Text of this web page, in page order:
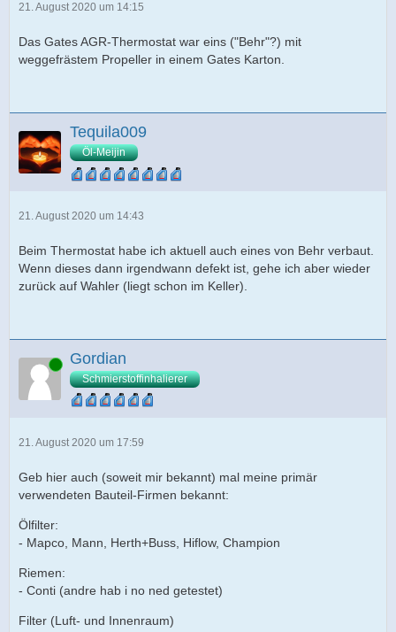
21. August 2020 um 14:15
Das Gates AGR-Thermostat war eins ("Behr"?) mit
weggefrästem Propeller in einem Gates Karton.
Tequila009
Öl-Meijin
21. August 2020 um 14:43
Beim Thermostat habe ich aktuell auch eines von Behr verbaut.
Wenn dieses dann irgendwann defekt ist, gehe ich aber wieder
zurück auf Wahler (liegt schon im Keller).
Online Gordian
Schmierstoffinhalierer
21. August 2020 um 17:59
Geb hier auch (soweit mir bekannt) mal meine primär
verwendeten Bauteil-Firmen bekannt:
Ölfilter:
- Mapco, Mann, Herth+Buss, Hiflow, Champion
Riemen:
- Conti (andre hab i no ned getestet)
Filter (Luft- und Innenraum)